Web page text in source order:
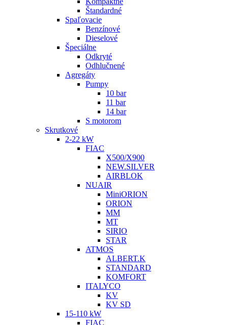
Štandardné
Spaľovacie
Benzínové
Dieselové
Špeciálne
Odkryté
Odhlučnené
Agregáty
Pumpy
10 bar
11 bar
14 bar
S motorom
Skrutkové
2-22 kW
FIAC
X500/X900
NEW.SILVER
AIRBLOK
NUAIR
MiniORION
ORION
MM
MT
SIRIO
STAR
ATMOS
ALBERT.K
STANDARD
KOMFORT
ITALYCO
KV
KV SD
15-110 kW
FIAC